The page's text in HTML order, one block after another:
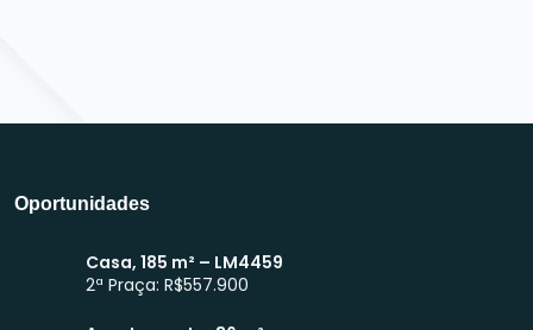
Oportunidades
Casa, 185 m² – LM4459
2ª Praça: R$557.900
Atendimento WhatsApp